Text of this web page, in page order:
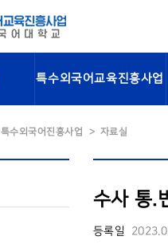
특수외국어교육진흥사업
특수외국어진흥사업 자료실
수사 통.
등록일